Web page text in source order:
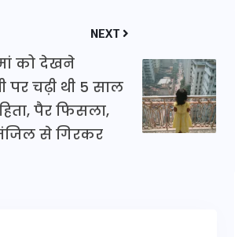
NEXT
को देखने
पर चढ़ी थी 5 साल
पैर फिसला,
से गिरकर